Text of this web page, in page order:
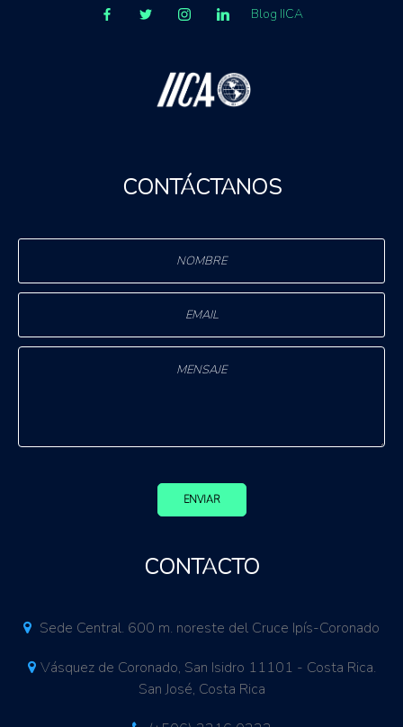
Blog IICA
CONTÁCTANOS
ENVIAR
CONTACTO
Sede Central. 600 m. noreste del Cruce Ipís-Coronado
Vásquez de Coronado, San Isidro 11101 - Costa Rica.
San José, Costa Rica